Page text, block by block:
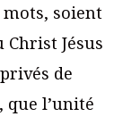
mots, soient
Jésus
de
l’unité